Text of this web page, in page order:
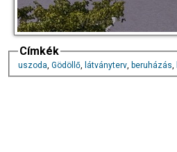
Címkék
uszoda, Gödöllő, látványterv, beruházás,